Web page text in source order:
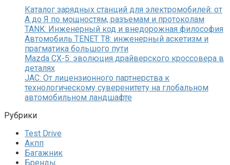
Каталог зарядных станций для электромобилей: от
А до Я по мощностям, разъемам и протоколам
TANK: Инженерный код и внедорожная философия
Автомобиль TENET T8: инженерный аскетизм и
прагматика большого пути
Mazda CX-5: эволюция драйверского кроссовера в
деталях
JAC: От лицензионного партнерства к
технологическому суверенитету на глобальном
автомобильном ландшафте
Рубрики
Test Drive
Акпп
Багажник
Бренды